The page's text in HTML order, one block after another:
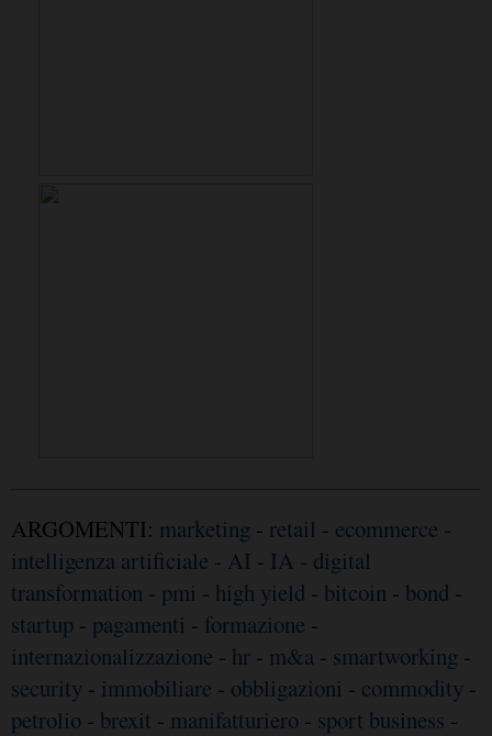
ARGOMENTI: marketing - retail - ecommerce -
intelligenza artificiale - AI - IA - digital
transformation - pmi - high yield - bitcoin - bond -
startup - pagamenti - formazione -
internazionalizzazione - hr - m&a - smartworking -
security - immobiliare - obbligazioni - commodity -
petrolio - brexit - manifatturiero - sport business -